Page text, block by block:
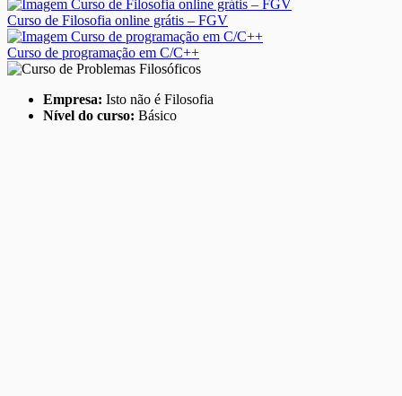
Curso de Filosofia online grátis – FGV
Curso de programação em C/C++
Empresa: Isto não é Filosofia
Nível do curso: Básico